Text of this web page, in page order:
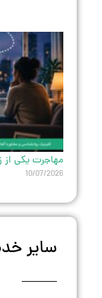
مهاجرت یکی از
10/07/2026
سایر